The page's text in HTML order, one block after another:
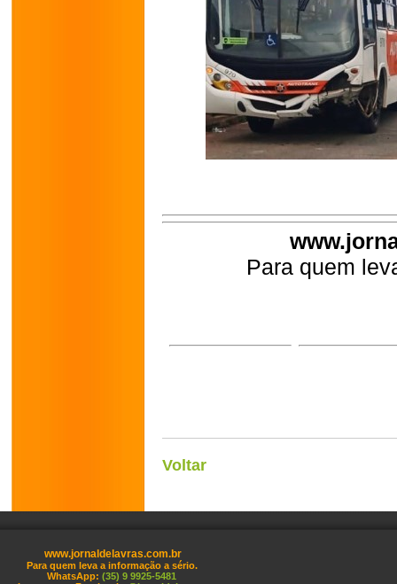
Para quem
Voltar
www.jornaldelavras.com.br
Para quem leva a informação a sério.
WhatsApp: (35) 9 9925-5481